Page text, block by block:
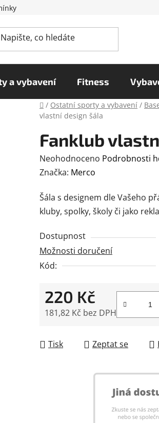
Podmínky
a vybavení Fitness
Domů
/ Ostatní sporty a vybavení /
vlastní design šála
Fanklub
Průměrné
hodnocení
je
0,0
5
hvězdiček.
Neohodnoceno Podrobnosti
Značka: Merco
Šála s designem dle Vašeho
kluby, spolky, školy či jako
Dostupnost
Možnosti doručení
Kód:
220 Kč
181,82 Kč bez DPH
Tisk Zeptat se